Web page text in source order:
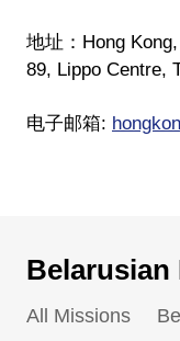
地址：Hong
89, Lippo Centre,
电子邮箱:
All Missions